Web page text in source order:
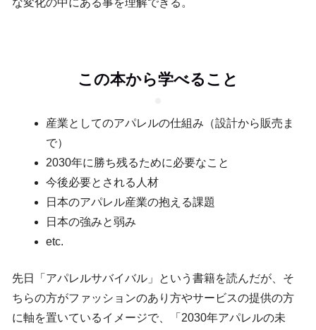
この本から学べること
産業としてのアパレルの仕組み（設計から販売ま
で）
2030年に勝ち残るために必要なこと
今後必要とされる人材
日本のアパレル産業の抱える課題
日本の強みと弱み
etc.
先日「アパレルサバイバル」という書籍を読んだが、そ
ちらの方がファッションのあり方やサービスの提供の方
に軸を置いているイメージで、「2030年アパレルの未